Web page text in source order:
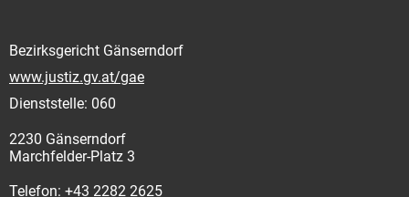
Bezirksgericht Gänserndorf
www.justiz.gv.at/gae
Dienststelle: 060
2230 Gänserndorf
Marchfelder-Platz 3
Telefon: +43 2282 2625